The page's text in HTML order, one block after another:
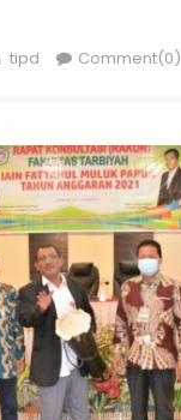
Author
tipd Comment(0)